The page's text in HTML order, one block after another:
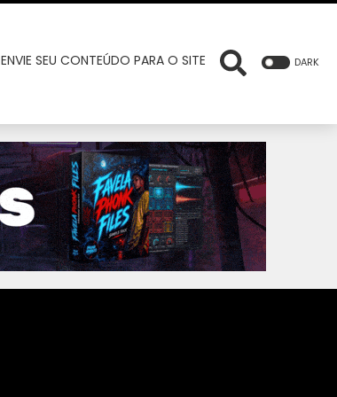
ENVIE SEU CONTEÚDO PARA O SITE DARK